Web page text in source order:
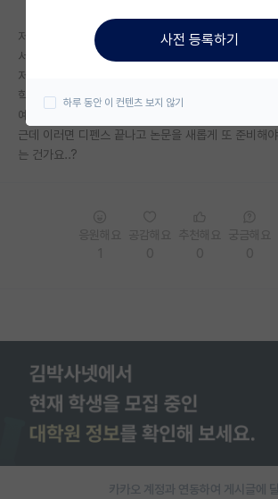
미국 대학원 합격 후기 게시판
대학원생 모집 게시판
연구실(PI) 홍보 게시판
석박사 채용 정보 게시판
PI 전용 게시판
인문사회 계열 게시판
특수/전문대학원 게시판
반도체/AI 게시판
장학금/장학생 게시판
저는 이번 학기에 졸업이 예정인 미생물 전공 석사생입
서 하고있던 연구 논문을 작성하라고 하시네요,,,
저는 이미 1저자, 2저자로 Q1 논문이 각각 있습니다.
학기에 새로운 논문 하나 준비해서 곧 써밋 예정입니
예정있습니다..
근데 이러면 디펜스 끝나고 논문을 새롭게 또 준비해
는 건가요..?
카카오 계정과 연동하여 게시글에
사전 등록하기
하루 동안 이 컨텐츠 보지 않기